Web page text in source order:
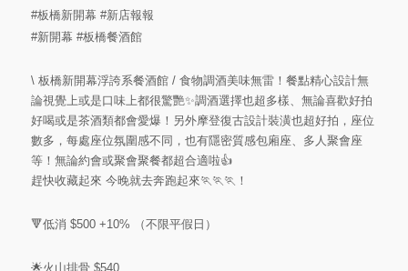
#板橋新開幕 #新店報報
#新開幕 #板橋餐酒館
\ 板橋新開幕浮誇系餐酒館 / 食物調酒美味無雷！餐點精心設計無
論視覺上或是口味上都很驚艷✨調酒選擇也超多樣、無論喜歡好拍
好喝或是茶酒類都會愛爆！另外摩登復古設計裝潢也超好拍，座位
數多，每處座位氛圍感不同，也有隱密質感包廂座、多人聚會座
等！無論約會或聚會聚餐都超合適啦👍
趕快收藏起來 今晚就去奔跑起來🏃🏃🏃！
🔻低消 $500 +10% （不限平假日）
🌟火山排骨 $540